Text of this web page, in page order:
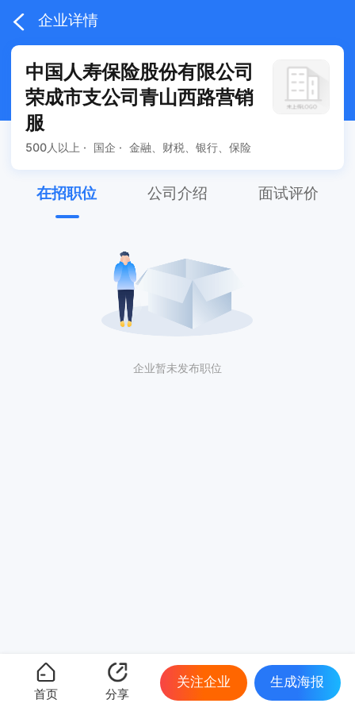
企业详情
中国人寿保险股份有限公司
荣成市支公司青山西路营销
服
500人以上 · 国企 · 金融、财税、银行、保险
在招职位 公司介绍 面试评价
企业暂未发布职位
首页 分享
关注企业 生成海报